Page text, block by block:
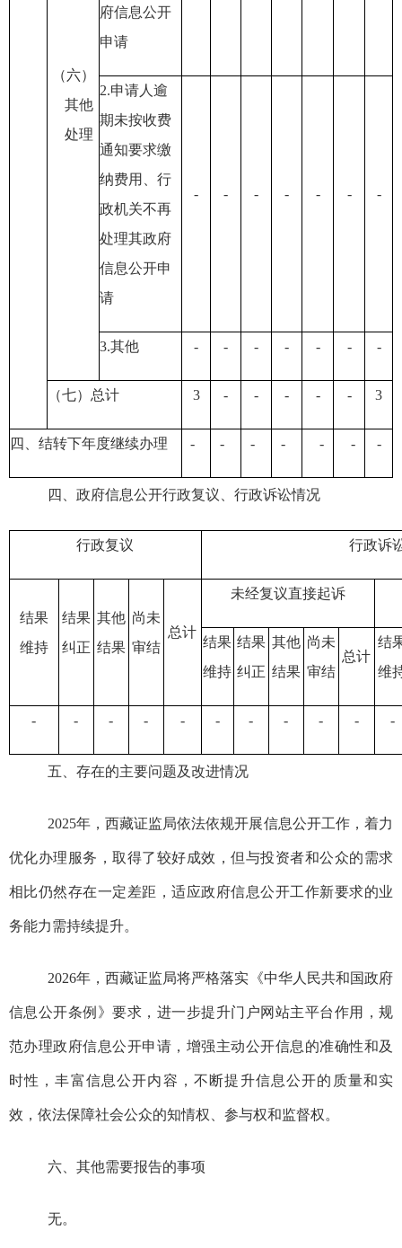
（六）
其他
处理
府信息公开
申请
2.申请人逾
期未按收费
通知要求缴
纳费用 、行
政机关不再
处理其政府
信息公开申
请
- - - - - - -
3.其他 - - - - - - -
（七）总计 3 - - - - - 3
四、结转下年度继续办理 - - - - - - -
四、政府信息公开行政复议、行政诉讼情况
行政复议 行政诉
结果
维持
结果
纠正
其他
结果
尚未
审结
总计
未经复议直接起诉
结果
维持
结果
纠正
其他
结果
尚未
审结
总计
结
维
- - - - - - - - - - -
五、存在的主要问题及改进情况
2025年， 西藏证监局依法依规开展信息公开工作，着力
优化办理服务，取得了较好成效，但与投资者和公众的需求
相比仍然存在一定差距 ，适应政府信息公开工作新要求的业
务能力需持续提升。
2026年， 西藏证监局将严格落实《中华人民共和国政府
信息公开条例》要求 ，进一步提升门户网站主平台作用 ，规
范办理政府信息公开申请，增强主动公开信息的准确性和及
时性，丰富信息公开内容，不断提升信息公开的质量和实
效，依法保障社会公众的知情权、参与权和监督权。
六、其他需要报告的事项
无。